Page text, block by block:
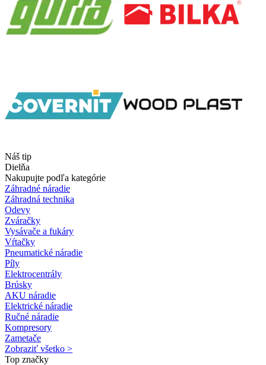
Náš tip
Dielňa
Nakupujte podľa kategórie
Záhradné náradie
Záhradná technika
Odevy
Zváračky
Vysávače a fukáry
Vŕtačky
Pneumatické náradie
Píly
Elektrocentrály
Brúsky
AKU náradie
Elektrické náradie
Ručné náradie
Kompresory
Zametače
Zobraziť všetko >
Top značky